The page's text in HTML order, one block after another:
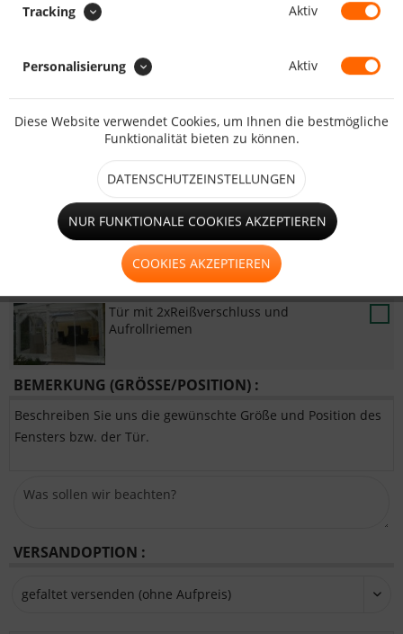
großes Fenster (ab 1,25m²)
Hohlsaum
kleines Fenster (bis 1,25m²)
Tür mit 2xReißverschluss und
Aufrollriemen
BEMERKUNG (GRÖSSE/POSITION) :
Beschreiben Sie uns die gewünschte Größe und Position des
Fensters bzw. der Tür.
VERSANDOPTION :
Tracking Aktiv
Personalisierung Aktiv
Diese Website verwendet Cookies, um Ihnen die bestmögliche
Funktionalität bieten zu können.
DATENSCHUTZEINSTELLUNGEN
NUR FUNKTIONALE COOKIES AKZEPTIEREN
COOKIES AKZEPTIEREN